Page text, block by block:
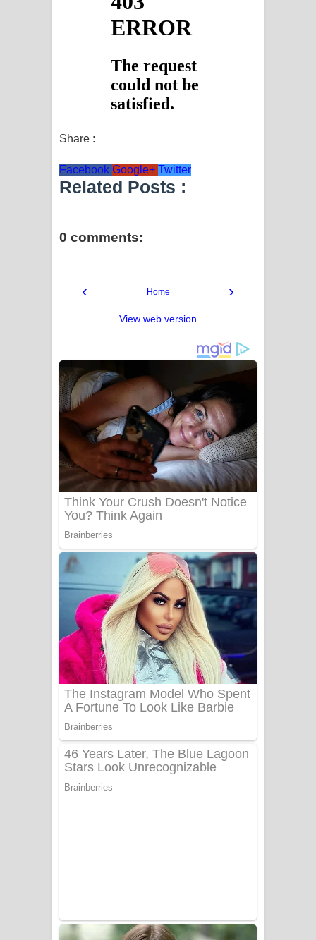
Share :
Facebook Google+ Twitter
Related Posts :
0 comments:
‹ ›
Home
View web version